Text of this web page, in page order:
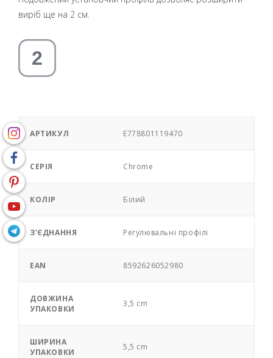
виріб ще на 2 см.
АРТИКУЛ E778801119470
СЕРІЯ Chrome
КОЛІР Білий
З'ЄДНАННЯ Регулювальні профілі
EAN 8592626052980
ДОВЖИНА
УПАКОВКИ
3,5 cm
ШИРИНА
УПАКОВКИ
5,5 cm